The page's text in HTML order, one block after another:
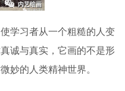
学习者从一个粗糙的人变
诚与真实，它画的不是形
妙的人类精神世界。